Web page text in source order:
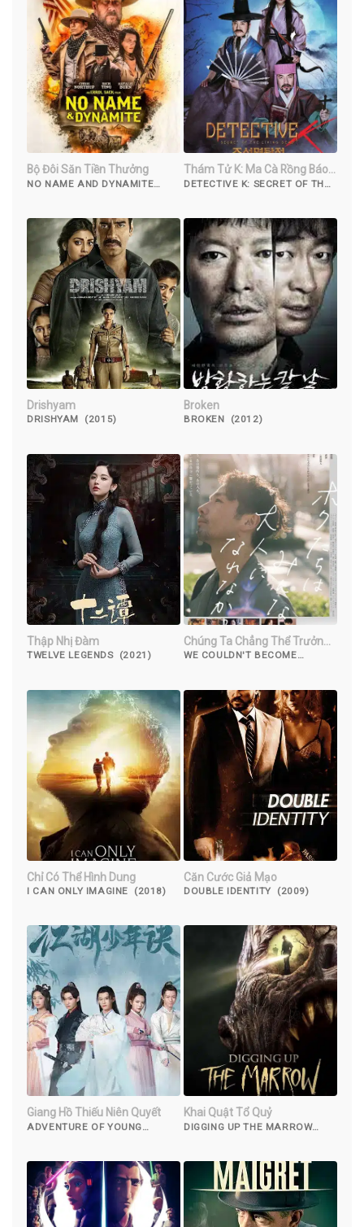
Bộ Đôi Săn Tiền Thưởng
NO NAME AND DYNAMITE
Thám Tử K: Ma Cà Rồng Báo
Thù
DETECTIVE K: SECRET OF THE
Drishyam
DRISHYAM (2015)
Broken
BROKEN (2012)
Thập Nhị Đàm
TWELVE LEGENDS (2021)
Chúng Ta Chẳng Thể Trưởng
Thành
WE COULDN'T BECOME
Chỉ Có Thể Hình Dung
I CAN ONLY IMAGINE (2018)
Căn Cước Giả Mạo
DOUBLE IDENTITY (2009)
Giang Hồ Thiếu Niên Quyết
ADVENTURE OF YOUNG
Khai Quật Tổ Quỷ
DIGGING UP THE MARROW